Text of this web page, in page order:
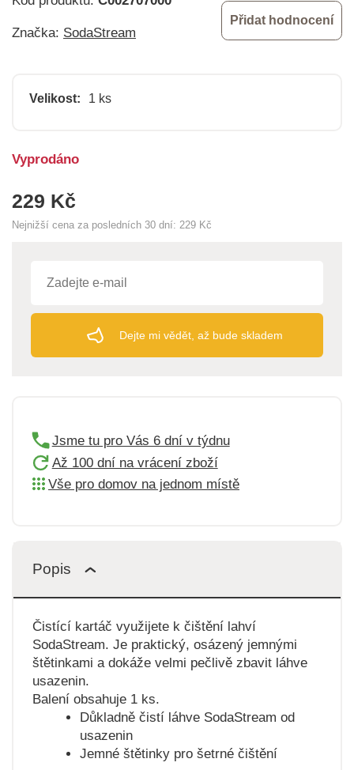
Značka: SodaStream
Přidat hodnocení
Velikost: 1 ks
229 Kč
Nejnižší cena za posledních 30 dní: 229 Kč
Vyprodáno
Dejte mi vědět, až bude skladem
Jsme tu pro Vás 6 dní v týdnu
Až 100 dní na vrácení zboží
Vše pro domov na jednom místě
Popis
Čistící kartáč využijete k čištění lahví
SodaStream. Je praktický, osázený jemnými
štětinkami a dokáže velmi pečlivě zbavit láhve
usazenin.
Balení obsahuje 1 ks.
Důkladně čistí láhve SodaStream od
usazenin
Jemné štětinky pro šetrné čištění